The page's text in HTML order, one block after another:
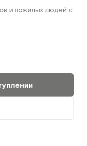
и пожилых людей с